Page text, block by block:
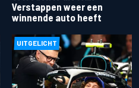
Verstappen weer een
winnende auto heeft
UITGELICHT